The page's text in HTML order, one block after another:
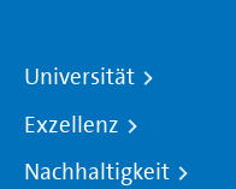
Universität
Exzellenz
Nachhaltigkeit